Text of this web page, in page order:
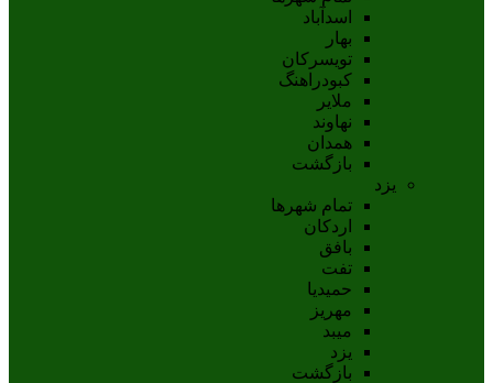
اسدآباد
بهار
تويسرکان
کبودراهنگ
ملاير
نهاوند
همدان
بازگشت
یزد
تمام شهر‌ها
اردکان
بافق
تفت
حميديا
مهریز
ميبد
يزد
بازگشت